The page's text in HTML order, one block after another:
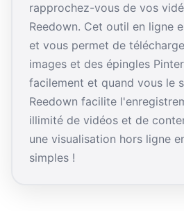
rapprochez-vous de vos
Reedown. Cet outil en ligne
et vous permet de
images et des épingles
facilement et quand vous le
Reedown facilite
illimité de vidéos et de
une visualisation hors ligne
simples !